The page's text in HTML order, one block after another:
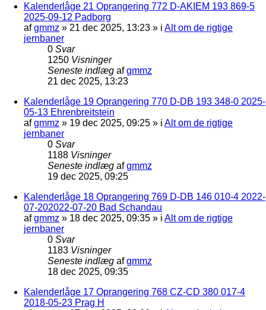
Kalenderlåge 21 Oprangering 772 D-AKIEM 193 869-5
2025-09-12 Padborg
afgmmz » 21 dec 2025, 13:23 » i Alt om de rigtige
jernbaner
0 Svar
1250 Visninger
Seneste indlæg afgmmz
21 dec 2025, 13:23
Kalenderlåge 19 Oprangering 770 D-DB 193 348-0 2025-
05-13 Ehrenbreitstein
afgmmz » 19 dec 2025, 09:25 » i Alt om de rigtige
jernbaner
0 Svar
1188 Visninger
Seneste indlæg afgmmz
19 dec 2025, 09:25
Kalenderlåge 18 Oprangering 769 D-DB 146 010-4 2022-
07-202022-07-20 Bad Schandau
afgmmz » 18 dec 2025, 09:35 » i Alt om de rigtige
jernbaner
0 Svar
1183 Visninger
Seneste indlæg afgmmz
18 dec 2025, 09:35
Kalenderlåge 17 Oprangering 768 CZ-CD 380 017-4
2018-05-23 Prag H